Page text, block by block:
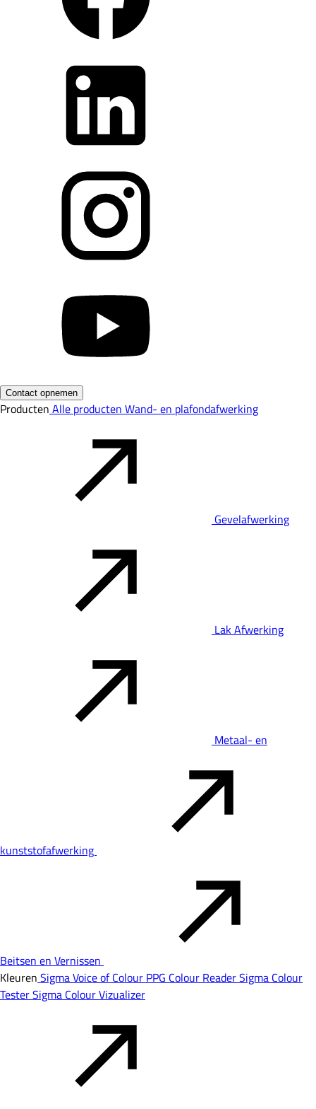
Contact opnemen
Producten Alle producten Wand- en plafondafwerking
Gevelafwerking
Lak Afwerking
Metaal- en
kunststofafwerking
Beitsen en Vernissen
Kleuren Sigma Voice of Colour PPG Colour ReaderSigma Colour
TesterSigma Colour Vizualizer